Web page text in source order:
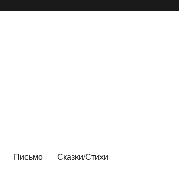
Письмо Сказки/Стихи